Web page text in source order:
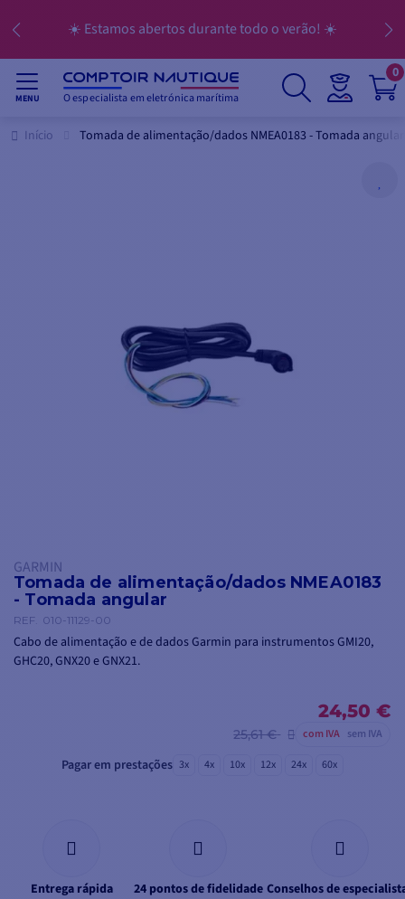
☀️ Estamos abertos durante todo o verão! ☀️
MENU O especialista em eletrónica marítima
0
Início Tomada de alimentação/dados NMEA0183 - Tomada angular
GARMIN
Tomada de alimentação/dados NMEA0183
- Tomada angular
REF. 010-11129-00
Cabo de alimentação e de dados Garmin para instrumentos GMI20,
GHC20, GNX20 e GNX21.
24,50 €
25,61 € com IVA sem IVA
Pagar em prestações 3x 4x 10x 12x 24x 60x
Entrega rápida 24 pontos de fidelidade Conselhos de